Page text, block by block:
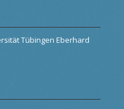
Tübingen Eberhard